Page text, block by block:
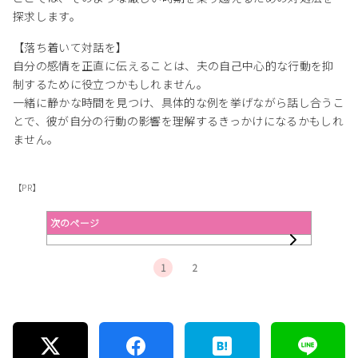
探求します。
【落ち着いて対話を】
自分の感情を正直に伝えることは、夫の自己中心的な行動を抑
制するために役立つかもしれません。
一緒に静かな時間を見つけ、具体的な例を挙げながら話し合うこ
とで、彼が自分の行動の影響を理解するきっかけになるかもしれ
ません。
【PR】
次のページ
1 2